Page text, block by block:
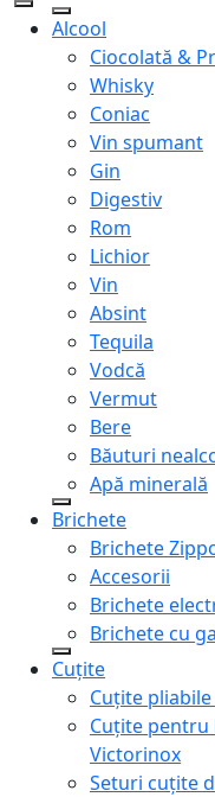
Alcool
Ciocolată &
Whisky
Coniac
Vin spumant
Gin
Digestiv
Rom
Lichior
Vin
Absint
Tequila
Vodcă
Vermut
Bere
Băuturi
Apă minerală
Brichete
Brichete
Accesorii
Brichete
Brichete cu
Cuțite
Cuțite
Cuțite pentru
Victorinox
Seturi cuțite